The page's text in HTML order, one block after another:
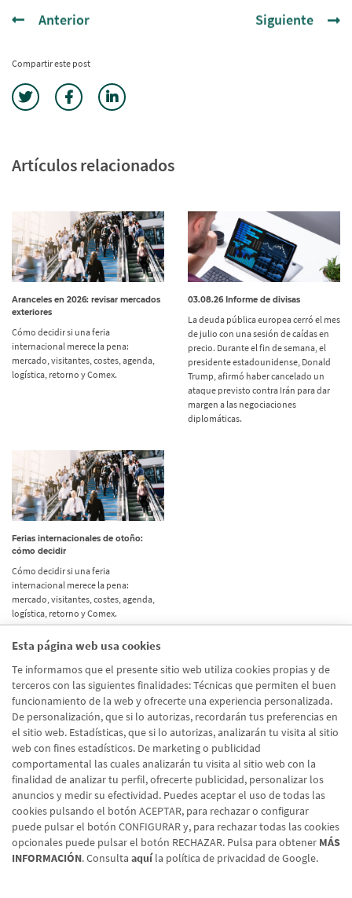
Esta página web usa cookies
Te informamos que el presente sitio web utiliza cookies propias y de
terceros con las siguientes finalidades: Técnicas que permiten el buen
funcionamiento de la web y ofrecerte una experiencia personalizada.
De personalización, que si lo autorizas, recordarán tus preferencias en
el sitio web. Estadísticas, que si lo autorizas, analizarán tu visita al sitio
web con fines estadísticos. De marketing o publicidad
comportamental las cuales analizarán tu visita al sitio web con la
finalidad de analizar tu perfil, ofrecerte publicidad, personalizar los
anuncios y medir su efectividad. Puedes aceptar el uso de todas las
cookies pulsando el botón ACEPTAR, para rechazar o configurar
puede pulsar el botón CONFIGURAR y, para rechazar todas las cookies
opcionales puede pulsar el botón RECHAZAR. Pulsa para obtener MÁS
INFORMACIÓN. Consulta aquíla política de privacidad de Google.
Anterior Siguiente
Compartir este post
Artículos relacionados
Aranceles en 2026: revisar mercados
exteriores
Cómo decidir si una feria
internacional merece la pena:
mercado, visitantes, costes, agenda,
logística, retorno y Comex.
03.08.26 Informe de divisas
La deuda pública europea cerró el mes
de julio con una sesión de caídas en
precio. Durante el fin de semana, el
presidente estadounidense, Donald
Trump, afirmó haber cancelado un
ataque previsto contra Irán para dar
margen a las negociaciones
diplomáticas.
Ferias internacionales de otoño:
cómo decidir
Cómo decidir si una feria
internacional merece la pena:
mercado, visitantes, costes, agenda,
logística, retorno y Comex.
Etiquetas
Actualidad(514)
Internacional(490)
Empresa(138)
Recomendaciones
Internacional - Cloned(8)
Actualidad - Cloned (8)